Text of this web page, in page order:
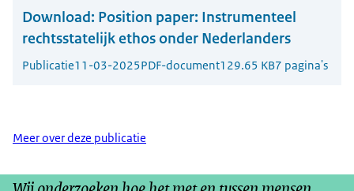
Download: Position paper: Instrumenteel
rechtsstatelijk ethos onder Nederlanders
Publicatie11-03-2025PDF-document129.65 KB7 pagina's
Meer over deze publicatie